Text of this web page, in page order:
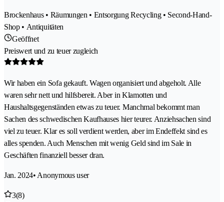
Brockenhaus • Räumungen • Entsorgung Recycling • Second-Hand-
Shop • Antiquitäten
Geöffnet
Preiswert und zu teuer zugleich
Wir haben ein Sofa gekauft. Wagen organisiert und abgeholt. Alle
waren sehr nett und hilfsbereit. Aber in Klamotten und
Haushaltsgegenständen etwas zu teuer. Manchmal bekommt man
Sachen des schwedischen Kaufhauses hier teurer. Anziehsachen sind
viel zu teuer. Klar es soll verdient werden, aber im Endeffekt sind es
alles spenden. Auch Menschen mit wenig Geld sind im Sale in
Geschäften finanziell besser dran.
Jan. 2024• Anonymous user
3(8)